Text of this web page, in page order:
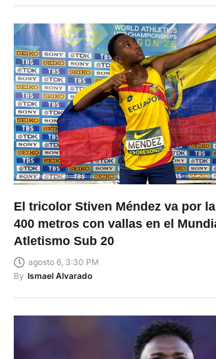
El tricolor Stiven Méndez va por
400 metros con vallas en el
Atletismo Sub 20
agosto 6, 3:30 PM
By Ismael Alvarado